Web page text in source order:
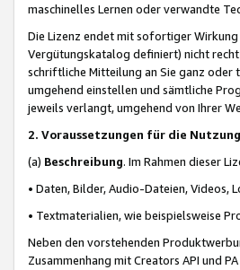
maschinelles Lernen oder verwandte
Die Lizenz endet mit sofortiger
Vergütungskatalog definiert) nicht
schriftliche Mitteilung an Sie ganz oder
umgehend einstellen und sämtliche
jeweils verlangt, umgehend von Ihrer
2. Voraussetzungen für die
(a) Beschreibung. Im Rahmen dieser
• Daten, Bilder, Audio-Dateien, Videos,
• Textmaterialien, wie beispielsweise
Neben den vorstehenden
Zusammenhang mit Creators API und